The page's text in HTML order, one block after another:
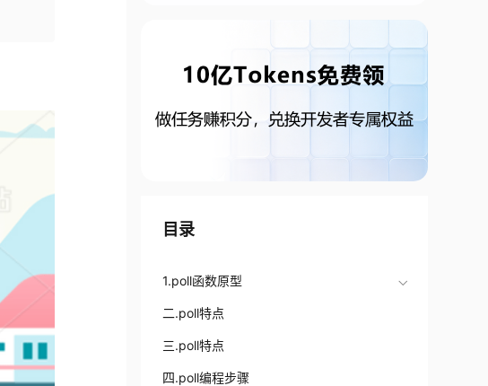
目录
1.poll函数原型
二.poll特点
三.poll特点
四.poll编程步骤